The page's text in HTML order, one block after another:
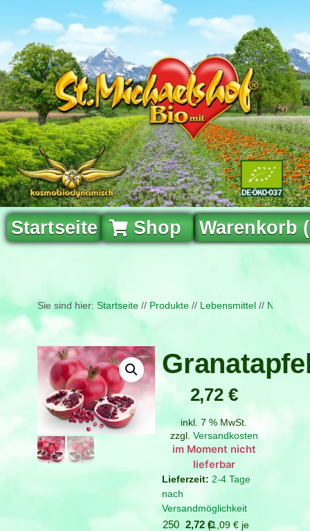
Startseite Shop Warenkorb
Sie sind hier: Startseite // Produkte // Lebensmittel //
2,72 €
inkl. 7 % MwSt.
zzgl. Versandkosten
Verfügbar bei
Nachbestellung
2-4 Tage
nach
Versandmöglichkeit
250 2,72€1,09 €je